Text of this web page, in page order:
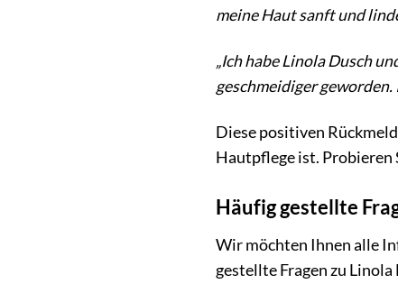
meine Haut sanft und
„Ich habe Linola Dusch
geschmeidiger geworden.
Diese positiven
Hautpflege ist. Probieren
Häufig gestellte
Wir möchten Ihnen alle
gestellte Fragen zu Linola